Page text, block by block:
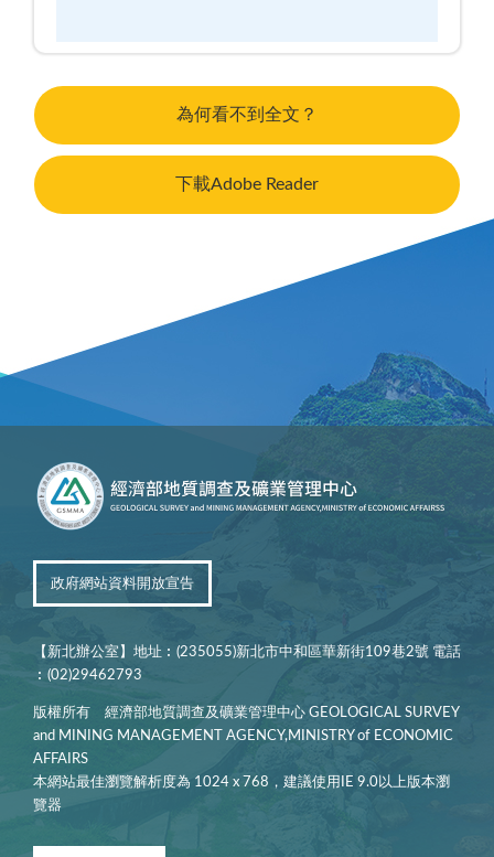
為何看不到全文？
下載Adobe Reader
政府網站資料開放宣告
【新北辦公室】地址︰(235055)新北市中和區華新街109巷2號 電話
︰(02)29462793
版權所有 經濟部地質調查及礦業管理中心 GEOLOGICAL SURVEY
and MINING MANAGEMENT AGENCY,MINISTRY of ECONOMIC
AFFAIRS
本網站最佳瀏覽解析度為 1024 x 768，建議使用IE 9.0以上版本瀏
覽器